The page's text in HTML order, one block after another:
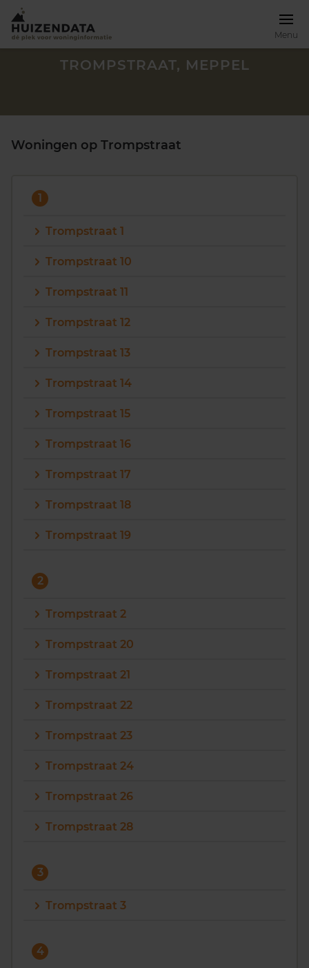
Menu
088 220 4200
Maandag t/m vrijdag - 08:00 -18:00
TROMPSTRAAT, MEPPEL
Woningen op Trompstraat
1
Trompstraat 1
Trompstraat 10
Trompstraat 11
Trompstraat 12
Trompstraat 13
Trompstraat 14
Trompstraat 15
Trompstraat 16
Trompstraat 17
Trompstraat 18
Trompstraat 19
2
Trompstraat 2
Trompstraat 20
Trompstraat 21
Trompstraat 22
Trompstraat 23
Trompstraat 24
Trompstraat 26
Trompstraat 28
3
Trompstraat 3
4